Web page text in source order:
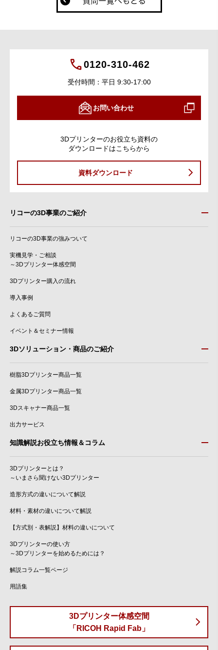
0120-310-462
受付時間：平日 9:30-17:00
お問い合わせ
3Dプリンターのお役立ち資料の
ダウンロードはこちらから
資料ダウンロード
リコーの3D事業のご紹介
リコーの3D事業の強みついて
実機見学・ご相談
～3Dプリンター体感空間
3Dプリンター購入の流れ
導入事例
よくあるご質問
イベント＆セミナー情報
3Dソリューション・商品のご紹介
樹脂3Dプリンター商品一覧
金属3Dプリンター商品一覧
3Dスキャナー商品一覧
出力サービス
知識解説お役立ち情報＆コラム
3Dプリンターとは？
～いまさら聞けない3Dプリンター
造形方式の違いについて解説
材料・素材の違いについて解説
【方式別・表解説】材料の違いについて
3Dプリンターの使い方
～3Dプリンターを始めるためには？
解説コラム一覧ページ
用語集
3Dプリンター体感空間
「RICOH Rapid Fab」